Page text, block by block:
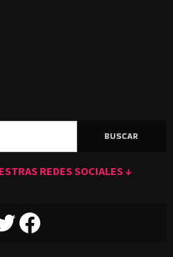
REDES SOCIALES ↓
FACEBOOK